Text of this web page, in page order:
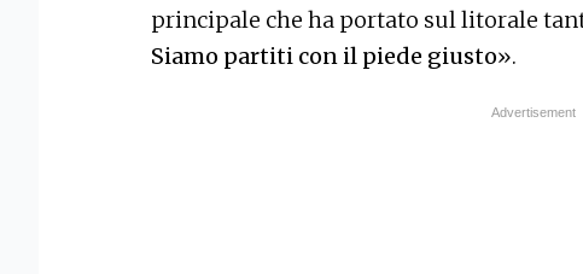
principale che ha portato sul litorale
Siamo partiti con il piede giusto».